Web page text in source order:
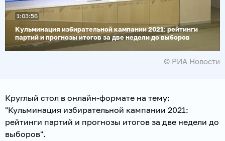
Кульминация избирательной кампании 2021: рейтинги
партий и прогнозы итогов за две недели до выборов
1:03:56
© РИА Новости
Круглый стол в онлайн-формате на тему:
"Кульминация избирательной кампании 2021:
рейтинги партий и прогнозы итогов за две недели до
выборов".